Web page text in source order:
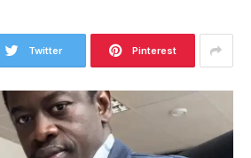
Twitter Pinterest